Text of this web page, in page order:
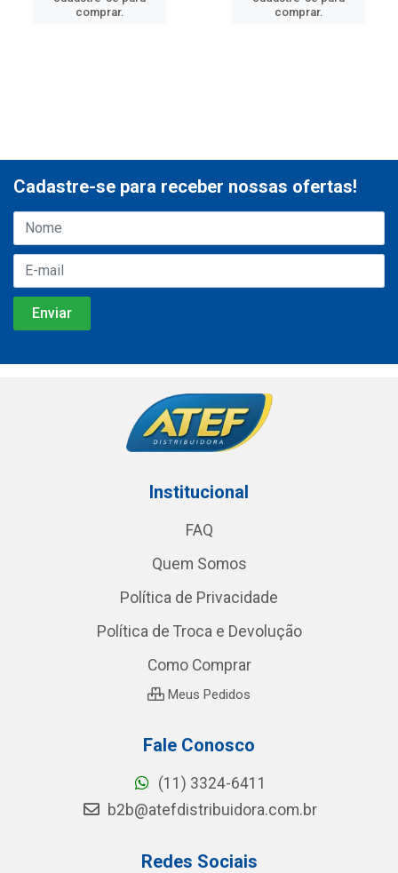
comprar.
comprar.
Cadastre-se para receber nossas ofertas!
Institucional
FAQ
Quem Somos
Política de Privacidade
Política de Troca e Devolução
Como Comprar
Meus Pedidos
Fale Conosco
(11) 3324-6411
b2b@atefdistribuidora.com.br
Redes Sociais